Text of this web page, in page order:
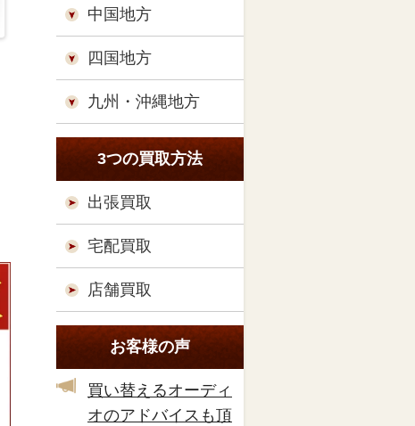
中国地方
四国地方
九州・沖縄地方
3つの買取方法
出張買取
宅配買取
店舗買取
お客様の声
買い替えるオーディ
オのアドバイスも頂